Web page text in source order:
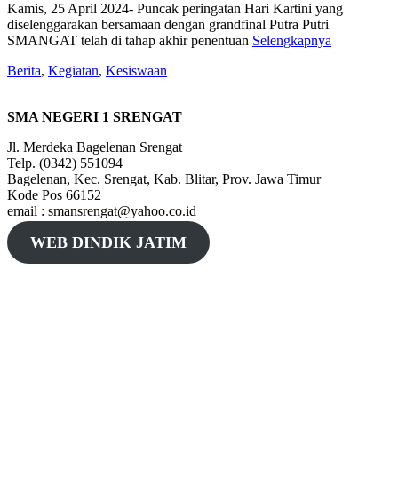
Kamis, 25 April 2024- Puncak peringatan Hari Kartini yang
diselenggarakan bersamaan dengan grandfinal Putra Putri
SMANGAT telah di tahap akhir penentuan Selengkapnya
Berita, Kegiatan, Kesiswaan
SMA NEGERI 1 SRENGAT
Jl. Merdeka Bagelenan Srengat
Telp. (0342) 551094
Bagelenan, Kec. Srengat, Kab. Blitar, Prov. Jawa Timur
Kode Pos 66152
email : smansrengat@yahoo.co.id
WEB DINDIK JATIM